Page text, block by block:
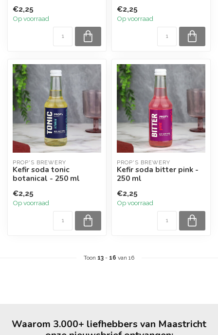
€2,25
Op voorraad
€2,25
Op voorraad
PROP'S BREWERY
Kefir soda tonic
botanical - 250 ml
€2,25
Op voorraad
PROP'S BREWERY
Kefir soda bitter pink -
250 ml
€2,25
Op voorraad
Toon 13 - 16 van 16
Waarom 3.000+ liefhebbers van Maastricht